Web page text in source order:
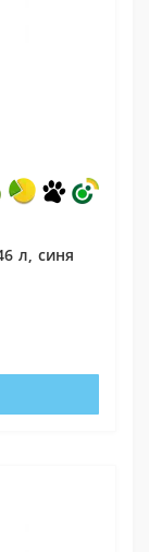
л, синя